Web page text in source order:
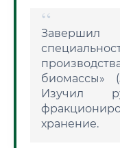
Завершил
биомассы»
Изучил
хранение.